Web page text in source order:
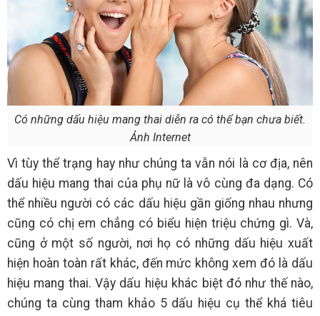
Có những dấu hiệu mang thai diễn ra có thể bạn chưa biết.
Ảnh Internet
Vì tùy thể trạng hay như chúng ta vẫn nói là cơ địa, nên
dấu hiệu mang thai của phụ nữ là vô cùng đa dạng. Có
thể nhiều người có các dấu hiệu gần giống nhau nhưng
cũng có chị em chẳng có biểu hiện triệu chứng gì. Và,
cũng ở một số người, nơi họ có những dấu hiệu xuất
hiện hoàn toàn rất khác, đến mức không xem đó là dấu
hiệu mang thai. Vậy dấu hiệu khác biệt đó như thế nào,
chúng ta cùng tham khảo 5 dấu hiệu cụ thể khá tiêu